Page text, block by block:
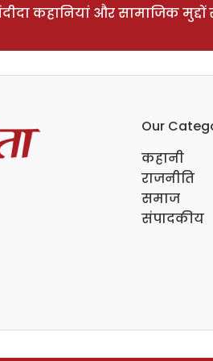
कहानियां और सामाजिक
Our
कहानी
राजनीति
समाज
संपादकीय